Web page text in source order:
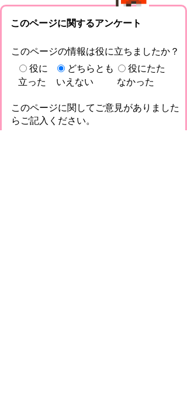
このページに関するアンケート
このページの情報は役に立ちましたか？
役に
立った
どちらとも
いえない
役にたた
なかった
このページに関してご意見がありました
らご記入ください。